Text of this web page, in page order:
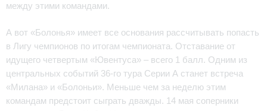
между этими командами.
А вот «Болонья» имеет все основания рассчитывать попасть
в Лигу чемпионов по итогам чемпионата. Отставание от
идущего четвертым «Ювентуса» – всего 1 балл. Одним из
центральных событий 36-го тура Серии А станет встреча
«Милана» и «Болоньи». Меньше чем за неделю этим
командам предстоит сыграть дважды. 14 мая соперники